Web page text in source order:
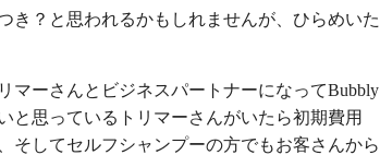
き？と思われるかもしれませんが、ひらめいた
マーさんとビジネスパートナーになってBubbly
と思っているトリマーさんがいたら初期費用
そしてセルフシャンプーの方でもお客さんから